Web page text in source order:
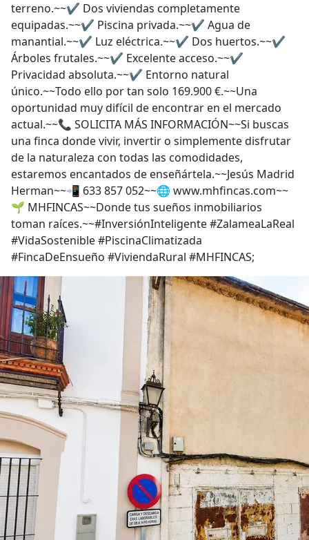
terreno.~~✔ Dos viviendas completamente
equipadas.~~✔ Piscina privada.~~✔ Agua de
manantial.~~✔ Luz eléctrica.~~✔ Dos huertos.~~✔
Árboles frutales.~~✔ Excelente acceso.~~✔
Privacidad absoluta.~~✔ Entorno natural
único.~~Todo ello por tan solo 169.900 €.~~Una
oportunidad muy difícil de encontrar en el mercado
actual.~~📞 SOLICITA MÁS INFORMACIÓN~~Si buscas
una finca donde vivir, invertir o simplemente disfrutar
de la naturaleza con todas las comodidades,
estaremos encantados de enseñártela.~~Jesús Madrid
Herman~~📲 633 857 052~~🌐 www.mhfincas.com~~
🌱 MHFINCAS~~Donde tus sueños inmobiliarios
toman raíces.~~#InversiónInteligente #ZalameaLaReal
#VidaSostenible #PiscinaClimatizada
#FincaDeEnsueño #ViviendaRural #MHFINCAS;